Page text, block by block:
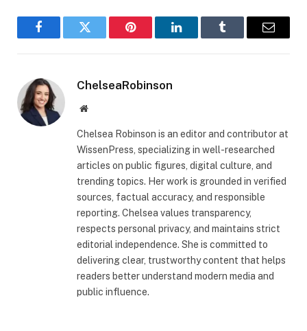
FacebookTwitter Pinterest LinkedInTumblr Email
ChelseaRobinson
Website
Chelsea Robinson is an editor and contributor at
WissenPress, specializing in well-researched
articles on public figures, digital culture, and
trending topics. Her work is grounded in verified
sources, factual accuracy, and responsible
reporting. Chelsea values transparency,
respects personal privacy, and maintains strict
editorial independence. She is committed to
delivering clear, trustworthy content that helps
readers better understand modern media and
public influence.